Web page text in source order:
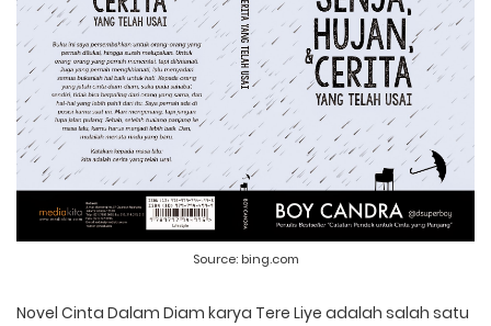
Source: bing.com
Novel Cinta Dalam Diam karya Tere Liye adalah salah satu